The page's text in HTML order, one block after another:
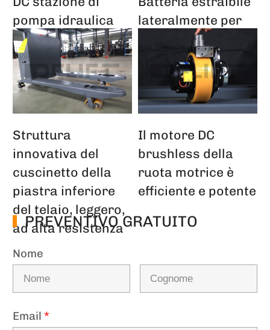
pompa idraulica
salire e scendere
senza intoppi
lateralmente per
una facile
ispezione e
sostituzione
Struttura
innovativa del
cuscinetto della
piastra inferiore
del telaio, leggero,
ad alta resistenza
Il motore DC
brushless della
ruota motrice è
efficiente e potente
PREVENTIVO GRATUITO
Nome
Email*